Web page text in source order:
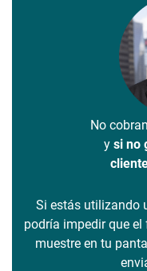
No
y si no
Si estás utilizando
podría impedir que
muestre en tu